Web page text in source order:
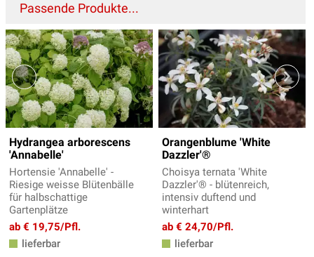
Passende Produkte...
Hydrangea arborescens
'Annabelle'
Hortensie 'Annabelle' -
Riesige weisse Blütenbälle
für halbschattige
Gartenplätze
ab € 19,75/Pfl.
lieferbar
Orangenblume 'White
Dazzler'®
Choisya ternata 'White
Dazzler'® - blütenreich,
intensiv duftend und
winterhart
ab € 24,70/Pfl.
lieferbar